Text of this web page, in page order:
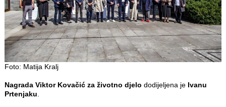
Foto: Matija Kralj
Nagrada Viktor Kovačić za životno djelo dodijeljena je Ivanu
Prtenjaku